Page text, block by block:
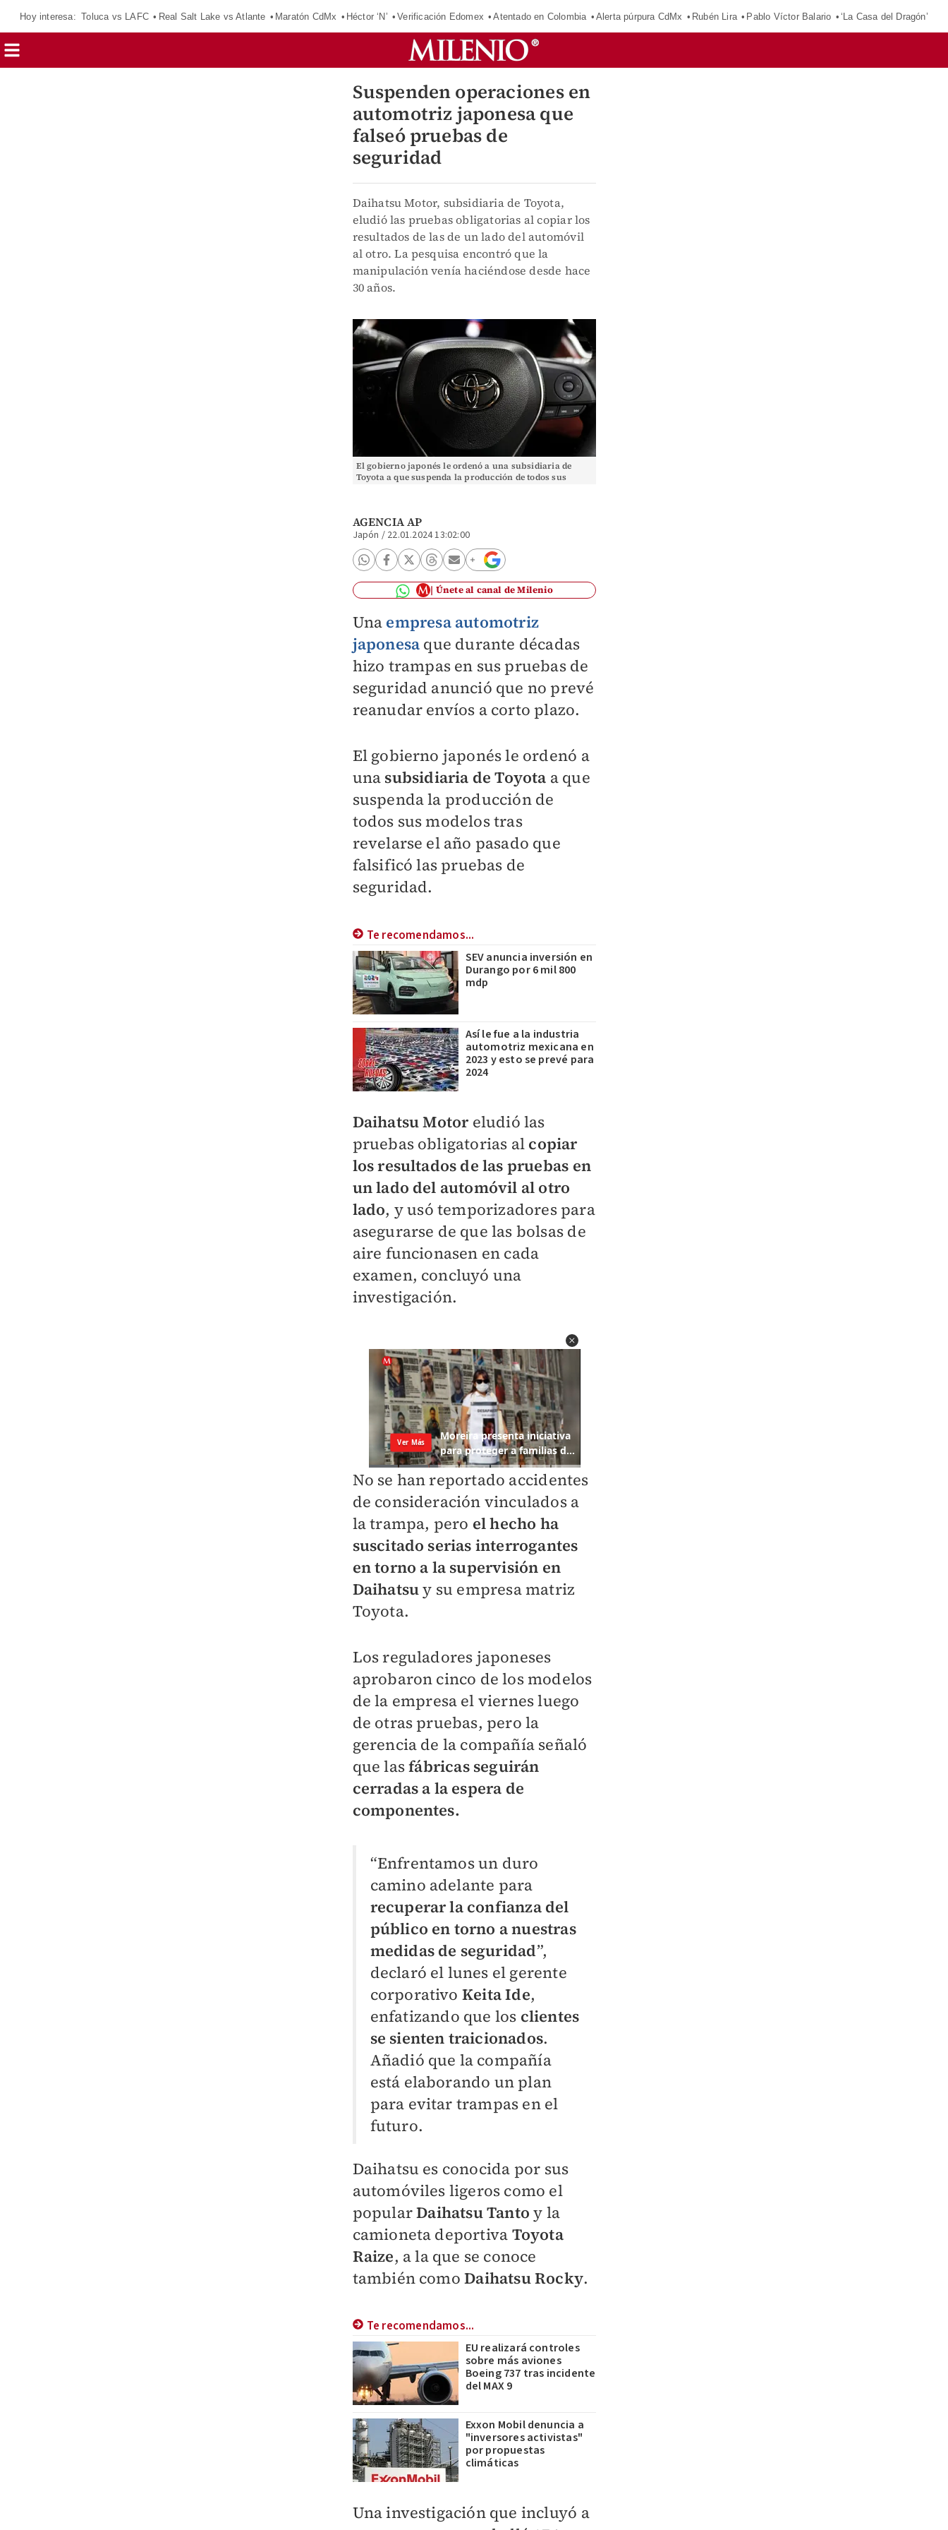
Hoy interesa: Toluca vs LAFC Real Salt Lake vs Atlante Maratón CdMx Héctor ‘N’ Verificación Edomex Atentado en Colombia Alerta púrpura CdMx Rubén Lira Pablo Víctor Balario ‘La Casa del Dragón’
Suspenden operaciones en
automotriz japonesa que
falseó pruebas de
seguridad
Daihatsu Motor, subsidiaria de Toyota,
eludió las pruebas obligatorias al copiar los
resultados de las de un lado del automóvil
al otro. La pesquisa encontró que la
manipulación venía haciéndose desde hace
30 años.
El gobierno japonés le ordenó a una subsidiaria de
Toyota a que suspenda la producción de todos sus
AGENCIA AP
Japón / 22.01.2024 13:02:00
Únete al canal de Milenio
Una empresa automotriz
japonesa que durante décadas
hizo trampas en sus pruebas de
seguridad anunció que no prevé
reanudar envíos a corto plazo.
El gobierno japonés le ordenó a
una subsidiaria de Toyota a que
suspenda la producción de
todos sus modelos tras
revelarse el año pasado que
falsificó las pruebas de
seguridad.
Te recomendamos...
SEV anuncia inversión en
Durango por 6 mil 800
mdp
Así le fue a la industria
automotriz mexicana en
2023 y esto se prevé para
2024
Daihatsu Motor eludió las
pruebas obligatorias al copiar
los resultados de las pruebas en
un lado del automóvil al otro
lado, y usó temporizadores para
asegurarse de que las bolsas de
aire funcionasen en cada
examen, concluyó una
investigación.
No se han reportado accidentes
de consideración vinculados a
la trampa, pero el hecho ha
suscitado serias interrogantes
en torno a la supervisión en
Daihatsuy su empresa matriz
Toyota.
Los reguladores japoneses
aprobaron cinco de los modelos
de la empresa el viernes luego
de otras pruebas, pero la
gerencia de la compañía señaló
que lasfábricas seguirán
cerradas a la espera de
componentes.
“Enfrentamos un duro
camino adelante para
recuperar la confianza del
público en torno a nuestras
medidas de seguridad”,
declaró el lunes el gerente
corporativo Keita Ide,
enfatizando que los clientes
se sienten traicionados.
Añadió que la compañía
está elaborando un plan
para evitar trampas en el
futuro.
Daihatsu es conocida por sus
automóviles ligeros como el
popularDaihatsu Tantoy la
camioneta deportiva Toyota
Raize, a la que se conoce
también comoDaihatsu Rocky.
Te recomendamos...
EU realizará controles
sobre más aviones
Boeing 737 tras incidente
del MAX 9
Exxon Mobil denuncia a
"inversores activistas"
por propuestas
climáticas
Una investigación que incluyó a